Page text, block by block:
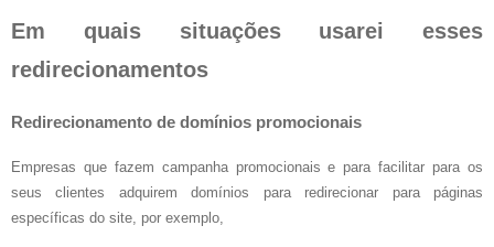
Em quais situações usarei esses
redirecionamentos
Redirecionamento de domínios promocionais
Empresas que fazem campanha promocionais e para facilitar para os
seus clientes adquirem domínios para redirecionar para páginas
específicas do site, por exemplo,